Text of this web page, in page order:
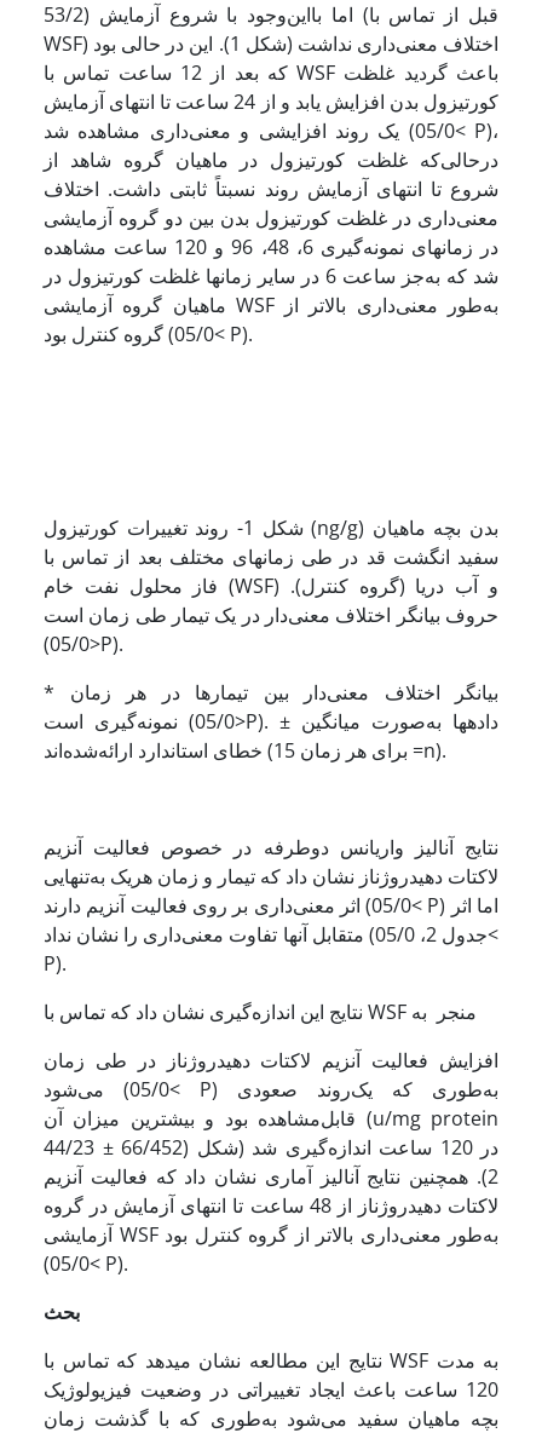
53/2) اما بااین‌وجود با شروع آزمایش (قبل از تماس با
WSF) اختلاف معنی‌داری نداشت (شکل 1). این در حالی بود
که بعد از 12 ساعت تماس با WSF باعث گردید غلظت
کورتیزول بدن افزایش یابد و از 24 ساعت تا انتهای آزمایش
یک‌ روند افزایشی و معنی‌داری مشاهده شد (05/0< P)،
درحالی‌که غلظت کورتیزول در ماهیان گروه شاهد از
شروع تا انتهای آزمایش روند نسبتاً ثابتی داشت. اختلاف
معنی‌داری در غلظت کورتیزول بدن بین دو گروه آزمایشی
در زمان­های نمونه‌گیری 6، 48، 96 و 120 ساعت مشاهده
شد که به‌جز ساعت 6 در سایر زمان­ها غلظت کورتیزول در
ماهیان گروه آزمایشی WSF به‌طور معنی‌داری بالاتر از
گروه کنترل بود (05/0< P).
شکل 1- روند تغییرات کورتیزول (ng/g) بدن بچه ماهیان
سفید انگشت قد در طی زمان­های مختلف بعد از تماس با
فاز محلول نفت خام (WSF) و آب دریا (گروه کنترل).
حروف بیانگر اختلاف معنی‌دار در یک تیمار طی زمان است
(05/0>P).
* بیانگر اختلاف معنی‌دار بین تیمارها در هر زمان
نمونه‌گیری است (05/0>P). داده­ها به‌صورت میانگین ±
خطای استاندارد ارائه‌شده‌اند (برای هر زمان 15 =n).
نتایج آنالیز واریانس دوطرفه در خصوص فعالیت آنزیم
لاکتات دهیدروژناز نشان داد که تیمار و زمان هریک به‌تنهایی
اثر معنی‌داری بر روی فعالیت آنزیم دارند (05/0< P) اما اثر
متقابل آنها تفاوت معنی‌داری را نشان نداد (جدول 2، 05/0<
P).
نتایج این اندازه‌گیری نشان داد که تماس با WSF منجر به
افزایش فعالیت آنزیم لاکتات دهیدروژناز در طی زمان
می‌شود (05/0< P) به‌طوری که یک‌روند صعودی
قابل‌مشاهده بود و بیشترین میزان آن (u/mg protein
44/23 ± 66/452) در 120 ساعت اندازه‌گیری شد (شکل
2). همچنین نتایج آنالیز آماری نشان داد که فعالیت آنزیم
لاکتات دهیدروژناز از 48 ساعت تا انتهای آزمایش در گروه
آزمایشی WSF به‌طور معنی‌داری بالاتر از گروه کنترل بود
(05/0< P).
بحث
نتایج این مطالعه نشان می­دهد که تماس با WSF به مدت
120 ساعت باعث ایجاد تغییراتی در وضعیت فیزیولوژیک
بچه ماهیان سفید می‌شود به‌طوری که با گذشت زمان